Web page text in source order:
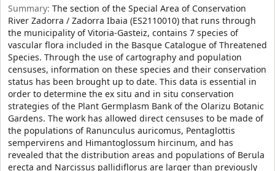
Summary: The section of the Special Area of Conservation
River Zadorra / Zadorra Ibaia (ES2110010) that runs through
the municipality of Vitoria-Gasteiz, contains 7 species of
vascular flora included in the Basque Catalogue of Threatened
Species. Through the use of cartography and population
censuses, information on these species and their conservation
status has been brought up to date. This data is essential in
order to determine the ex situ and in situ conservation
strategies of the Plant Germplasm Bank of the Olarizu Botanic
Gardens. The work has allowed direct censuses to be made of
the populations of Ranunculus auricomus, Pentaglottis
sempervirens and Himantoglossum hircinum, and has
revealed that the distribution areas and populations of Berula
erecta and Narcissus pallidiflorus are larger than previously